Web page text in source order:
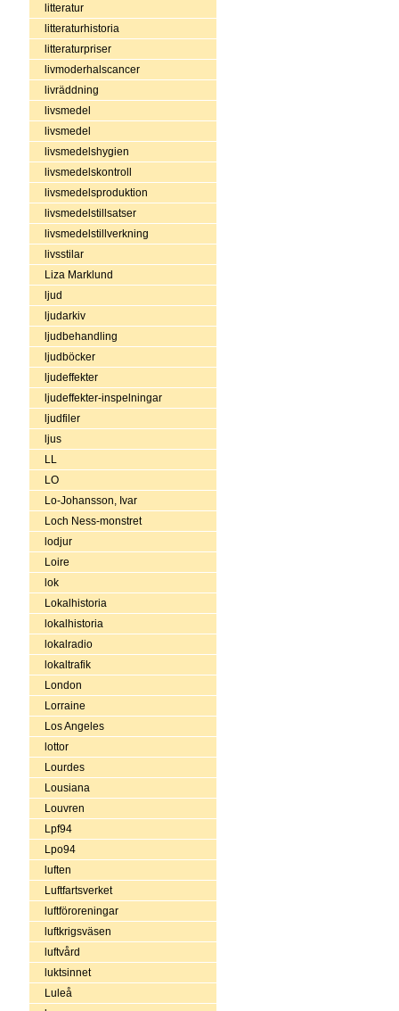
litteratur
litteraturhistoria
litteraturpriser
livmoderhalscancer
livräddning
livsmedel
livsmedel
livsmedelshygien
livsmedelskontroll
livsmedelsproduktion
livsmedelstillsatser
livsmedelstillverkning
livsstilar
Liza Marklund
ljud
ljudarkiv
ljudbehandling
ljudböcker
ljudeffekter
ljudeffekter-inspelningar
ljudfiler
ljus
LL
LO
Lo-Johansson, Ivar
Loch Ness-monstret
lodjur
Loire
lok
Lokalhistoria
lokalhistoria
lokalradio
lokaltrafik
London
Lorraine
Los Angeles
lottor
Lourdes
Lousiana
Louvren
Lpf94
Lpo94
luften
Luftfartsverket
luftföroreningar
luftkrigsväsen
luftvård
luktsinnet
Luleå